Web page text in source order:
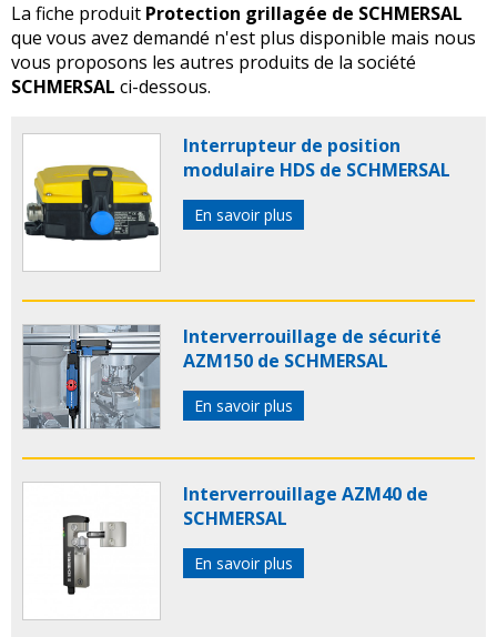
La fiche produit Protection grillagée de SCHMERSAL
que vous avez demandé n'est plus disponible mais nous
vous proposons les autres produits de la société
SCHMERSAL ci-dessous.
Interrupteur de position
modulaire HDS de SCHMERSAL
En savoir plus
Interverrouillage de sécurité
AZM150 de SCHMERSAL
En savoir plus
Interverrouillage AZM40 de
SCHMERSAL
En savoir plus